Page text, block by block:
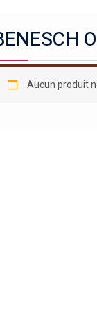
Aucun produit